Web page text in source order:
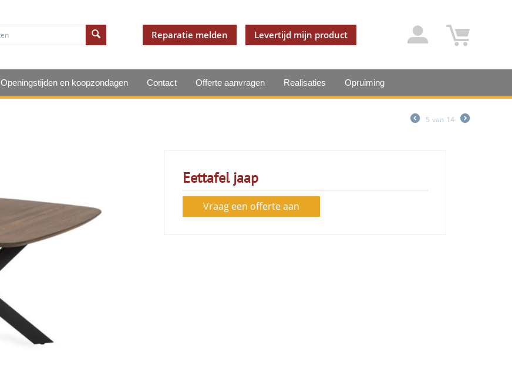
Reparatie melden Levertijd mijn product
Openingstijden en koopzondagen Contact Offerte aanvragen Realisaties Opruiming
5 van 14
Eettafel jaap
Vraag een offerte aan